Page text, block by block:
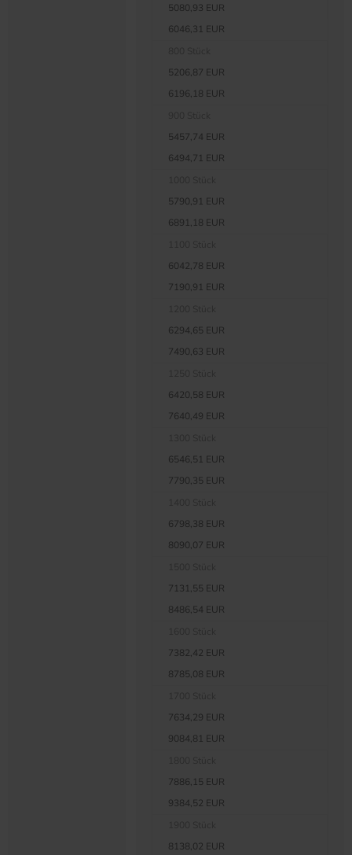
5080,93 EUR
6046,31 EUR
5206,87 EUR
6196,18 EUR
5457,74 EUR
6494,71 EUR
5790,91 EUR
6891,18 EUR
6042,78 EUR
7190,91 EUR
6294,65 EUR
7490,63 EUR
6420,58 EUR
7640,49 EUR
6546,51 EUR
7790,35 EUR
6798,38 EUR
8090,07 EUR
7131,55 EUR
8486,54 EUR
7382,42 EUR
8785,08 EUR
7634,29 EUR
9084,81 EUR
7886,15 EUR
9384,52 EUR
8138,02 EUR